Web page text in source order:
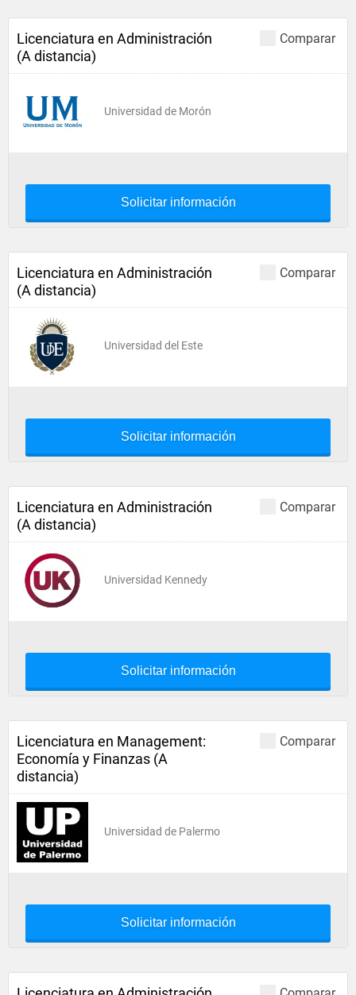
Comparar
Licenciatura en Administración
(A distancia)
Universidad de Morón
Solicitar información
Comparar
Licenciatura en Administración
(A distancia)
Universidad del Este
Solicitar información
Comparar
Licenciatura en Administración
(A distancia)
Universidad Kennedy
Solicitar información
Comparar
Licenciatura en Management:
Economía y Finanzas (A
distancia)
Universidad de Palermo
Solicitar información